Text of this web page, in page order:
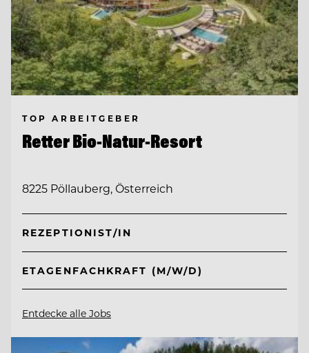
TOP ARBEITGEBER
Retter Bio-Natur-Resort
8225 Pöllauberg, Österreich
REZEPTIONIST/IN
ETAGENFACHKRAFT (M/W/D)
Entdecke alle Jobs